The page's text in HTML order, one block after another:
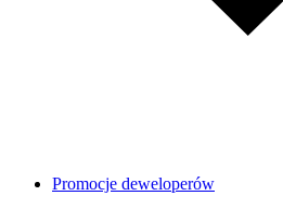
Promocje deweloperów